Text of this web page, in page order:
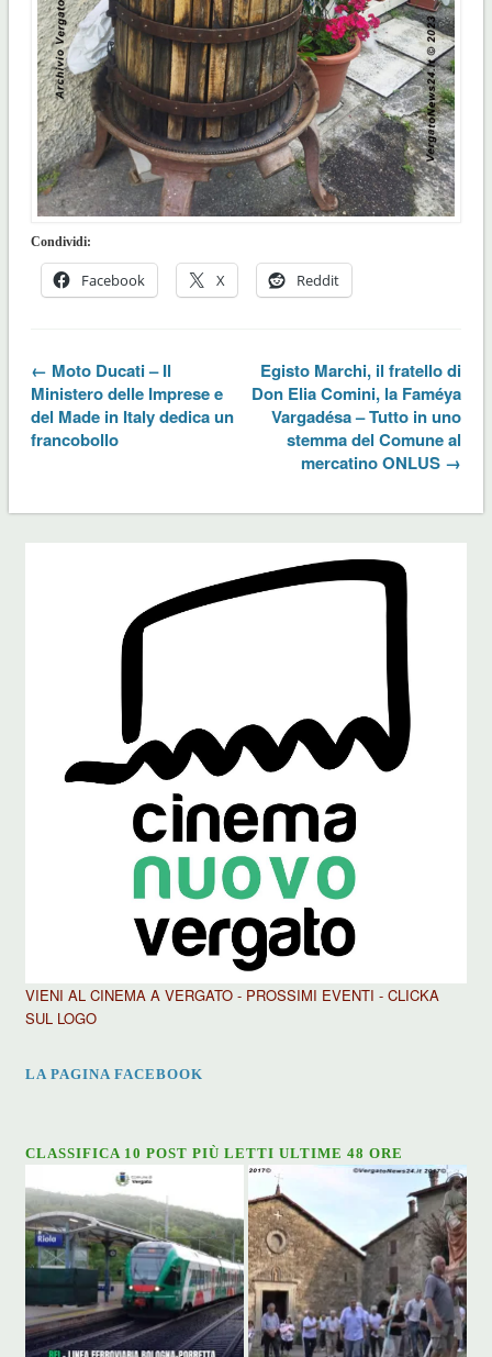
Condividi:
Facebook X Reddit
← Moto Ducati – Il
Ministero delle Imprese e
del Made in Italy dedica un
francobollo
Egisto Marchi, il fratello di
Don Elia Comini, la Faméya
Vargadésa – Tutto in uno
stemma del Comune al
mercatino ONLUS →
VIENI AL CINEMA A VERGATO - PROSSIMI EVENTI - CLICKA
SUL LOGO
LA PAGINA FACEBOOK
CLASSIFICA 10 POST PIÙ LETTI ULTIME 48 ORE